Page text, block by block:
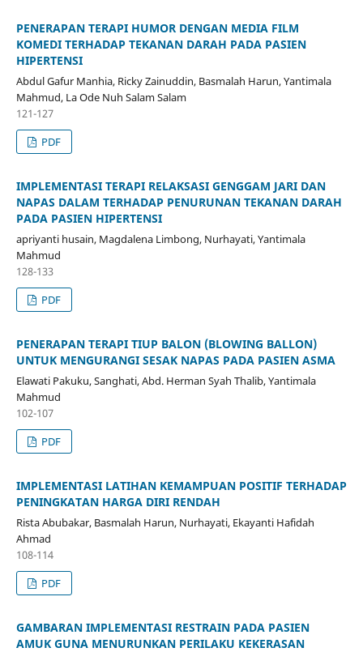
PENERAPAN TERAPI HUMOR DENGAN MEDIA FILM
KOMEDI TERHADAP TEKANAN DARAH PADA PASIEN
HIPERTENSI
Abdul Gafur Manhia, Ricky Zainuddin, Basmalah Harun, Yantimala
Mahmud, La Ode Nuh Salam Salam
121-127
PDF
IMPLEMENTASI TERAPI RELAKSASI GENGGAM JARI DAN
NAPAS DALAM TERHADAP PENURUNAN TEKANAN DARAH
PADA PASIEN HIPERTENSI
apriyanti husain, Magdalena Limbong, Nurhayati, Yantimala
Mahmud
128-133
PDF
PENERAPAN TERAPI TIUP BALON (BLOWING BALLON)
UNTUK MENGURANGI SESAK NAPAS PADA PASIEN ASMA
Elawati Pakuku, Sanghati, Abd. Herman Syah Thalib, Yantimala
Mahmud
102-107
PDF
IMPLEMENTASI LATIHAN KEMAMPUAN POSITIF TERHADAP
PENINGKATAN HARGA DIRI RENDAH
Rista Abubakar, Basmalah Harun, Nurhayati, Ekayanti Hafidah
Ahmad
108-114
PDF
GAMBARAN IMPLEMENTASI RESTRAIN PADA PASIEN
AMUK GUNA MENURUNKAN PERILAKU KEKERASAN